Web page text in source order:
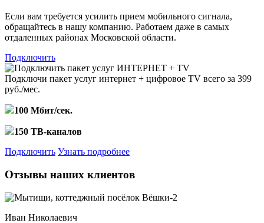
Если вам требуется усилить прием мобильного сигнала,
обращайтесь в нашу компанию. Работаем даже в самых
отдаленных районах Московской области.
Подключить
Подключи пакет услуг интернет + цифровое TV всего за 399
руб./мес.
100 Мбит/сек.
150 ТВ-каналов
Подключить Узнать подробнее
Отзывы наших клиентов
Иван Николаевич